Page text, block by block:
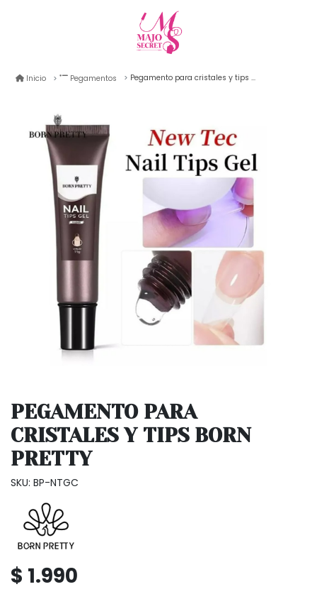
Inicio Pegamentos Pegamento para cristales y tips born pretty
PEGAMENTO PARA
CRISTALES Y TIPS BORN
PRETTY
SKU: BP-NTGC
$ 1.990